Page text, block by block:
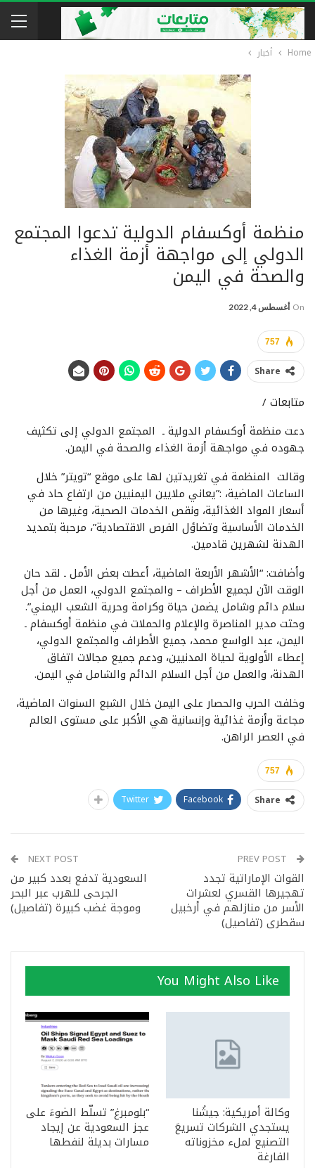
Home أخبار
منظمة أوكسفام الدولية تدعوا المجتمع
الدولي إلى مواجهة أزمة الغذاء
والصحة في اليمن
On أغسطس 4, 2022
757
Share
متابعات /
دعت منظمة أوكسفام الدولية ـ المجتمع الدولي إلى تكثيف
جهوده في مواجهة أزمة الغذاء والصحة في اليمن.
وقالت المنظمة في تغريدتين لها على موقع “تويتر” خلال
الساعات الماضية، :”يعاني ملايين اليمنيين من ارتفاع حاد في
أسعار المواد الغذائية، ونقص الخدمات الصحية، وغيرها من
الخدمات الأساسية وتضاؤل ​​الفرص الاقتصادية”، مرحبة بتمديد
الهدنة لشهرين قادمين.
وأضافت: “الأشهر الأربعة الماضية، أعطت بعض الأمل ـ لقد حان
الوقت الآن لجميع الأطراف – والمجتمع الدولي، العمل من أجل
سلام دائم وشامل يضمن حياة وكرامة وحرية الشعب اليمني”.
وحثت مدير المناصرة والإعلام والحملات في منظمة أوكسفام ـ
اليمن، عبد الواسع محمد، جميع الأطراف والمجتمع الدولي،
إعطاء الأولوية لحياة المدنيين، ودعم جميع مجالات اتفاق
الهدنة، والعمل من أجل السلام الدائم والشامل في اليمن.
وخلفت الحرب والحصار على اليمن خلال الشبع السنوات الماضية،
مجاعة وأزمة غذائية وإنسانية هي الأكبر على مستوى العالم
في العصر الراهن.
757
Share
Facebook
Twitter
القوات الإماراتية تجدد
تهجيرها القسري لعشرات
الأسر من منازلهم في أرخبيل
سقطرى (تفاصيل)
NEXT POST
السعودية تدفع بعدد كبير من
الجرحى للهرب عبر البحر
وموجة غضب كبيرة (تفاصيل)
You Might Also Like
وكالة أمريكية: جيشُنا
يستجدي الشركات تسريعَ
التصنيع لملء مخزوناته
الفارغة
“بلومبرغ” تسلّط الضوءَ على
عجز السعودية عن إيجاد
مسارات بديلة لنفطها